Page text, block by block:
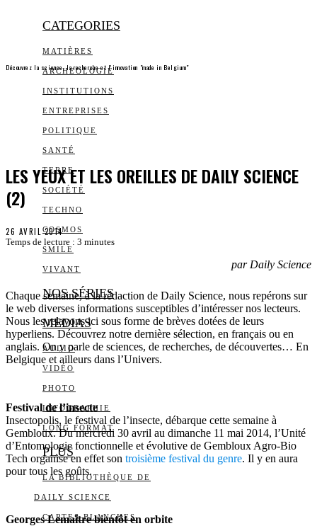
CATEGORIES
MATIÈRES
ARCHEOLOGIE
INSTITUTIONS
ENTREPRISES
POLITIQUE
SANTÉ
TERRE
SOCIÉTÉ
TECHNO
COSMOS
SMILE
VIVANT
NOS SÉRIES
MEDIAS
AUDIO
VIDÉO
PHOTO
INFOGRAPHIE
LONG FORMAT
PLUS
LA BIBLIOTHÈQUE DE
DAILY SCIENCE
CARTES BLANCHES
Découvrez la science, la recherche et l’innovation "made in Belgium"
LES YEUX ET LES OREILLES DE DAILY SCIENCE
(2)
26 AVRIL 2014
Temps de lecture : 3 minutes
par Daily Science
Chaque semaine, à la rédaction de Daily Science, nous repérons sur
le web diverses informations susceptibles d’intéresser nos lecteurs.
Nous les relayons ici sous forme de brèves dotées de leurs
hyperliens. Découvrez notre dernière sélection, en français ou en
anglais. On y parle de sciences, de recherches, de découvertes… En
Belgique et ailleurs dans l’Univers.
Festival de l’insecte
Insectopolis, le festival de l’insecte, débarque cette semaine à
Gembloux. Du mercredi 30 avril au dimanche 11 mai 2014, l’Unité
d’Entomologie fonctionnelle et évolutive de Gembloux Agro-Bio
Tech organise en effet son troisième festival du genre. Il y en aura
pour tous les goûts.
Georges Lemaître bientôt en orbite